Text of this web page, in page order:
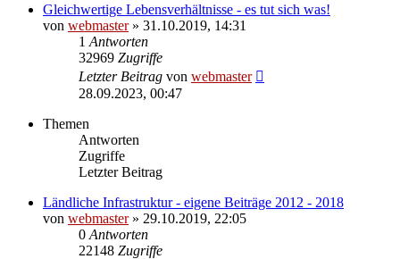
Gleichwertige Lebensverhältnisse - es tut sich was!
von webmaster» 31.10.2019, 14:31
1 Antworten
32969 Zugriffe
Letzter Beitrag von webmaster
28.09.2023, 00:47
Themen
Antworten
Zugriffe
Letzter Beitrag
Ländliche Infrastruktur - eigene Beiträge 2012 - 2018
von webmaster» 29.10.2019, 22:05
0 Antworten
22148 Zugriffe